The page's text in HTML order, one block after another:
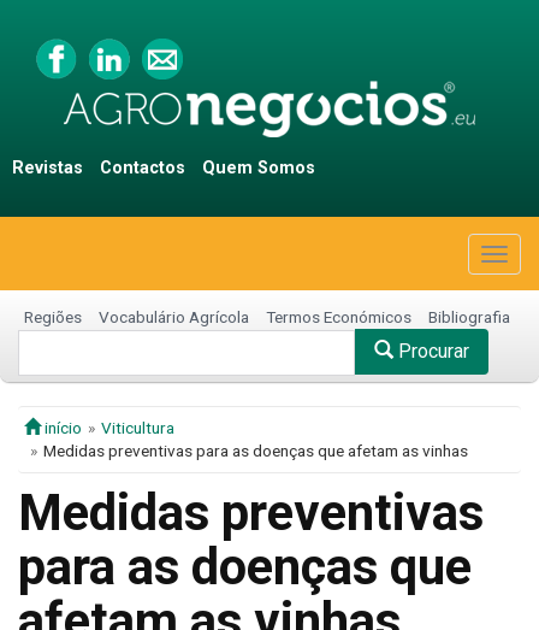
Revistas Contactos Quem Somos
Regiões Vocabulário Agrícola Termos Económicos Bibliografia
Procurar
início
Viticultura
Medidas preventivas para as doenças que afetam as vinhas
Medidas preventivas
para as doenças que